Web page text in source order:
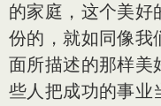
的家庭，这个美好
份的，就如同像我
面所描述的那样美
些人把成功的事业